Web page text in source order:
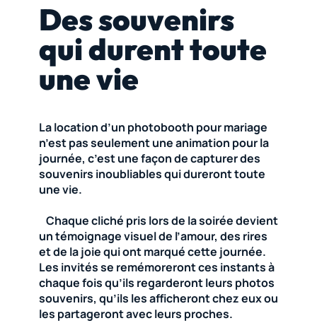
Des souvenirs
qui durent toute
une vie
La location d’un photobooth pour mariage
n’est pas seulement une animation pour la
journée, c’est une façon de capturer des
souvenirs inoubliables qui dureront toute
une vie.
Chaque cliché pris lors de la soirée devient
un témoignage visuel de l’amour, des rires
et de la joie qui ont marqué cette journée.
Les invités se remémoreront ces instants à
chaque fois qu’ils regarderont leurs photos
souvenirs, qu’ils les afficheront chez eux ou
les partageront avec leurs proches.